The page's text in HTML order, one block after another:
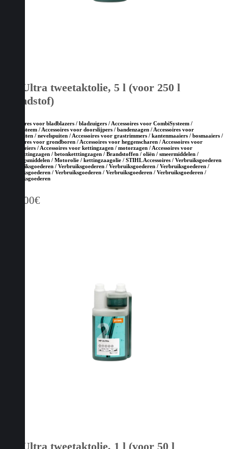
HP Ultra tweetaktolie, 5 l (voor 250 l
brandstof)
Accessoires voor bladblazers / bladzuigers / Accessoires voor CombiSysteem /
MultiSysteem / Accessoires voor doorslijpers / bandenzagen / Accessoires voor
drukspuiten / nevelspuiten / Accessoires voor grastrimmers / kantenmaaiers / bosmaaiers /
Accessoires voor grondboren / Accessoires voor heggenscharen / Accessoires voor
hoogsnoeiers / Accessoires voor kettingzagen / motorzagen / Accessoires voor
steenketttingzagen / betonketttingzagen / Brandstoffen / oliën / smeermiddelen /
reinigingsmiddelen / Motorolie / kettingzaagolie / STIHL Accessoires / Verbruiksgoederen
/ Verbruiksgoederen / Verbruiksgoederen / Verbruiksgoederen / Verbruiksgoederen /
Verbruiksgoederen / Verbruiksgoederen / Verbruiksgoederen / Verbruiksgoederen /
Verbruiksgoederen
110,00€
HP Ultra tweetaktolie, 1 l (voor 50 l